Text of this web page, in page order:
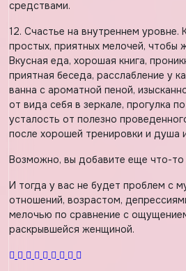
средствами.
12. Счастье на внутреннем уровне.
простых, приятных мелочей, чтобы
Вкусная еда, хорошая книга,
приятная беседа, расслабление у
ванна с ароматной пеной,
от вида себя в зеркале, прогулка
усталость от полезно
после хорошей тренировки и душа
Возможно, вы добавите еще что-то
И тогда у вас не будет проблем с
отношений, возрастом,
мелочью по сравнение с
раскрывшейся женщиной.